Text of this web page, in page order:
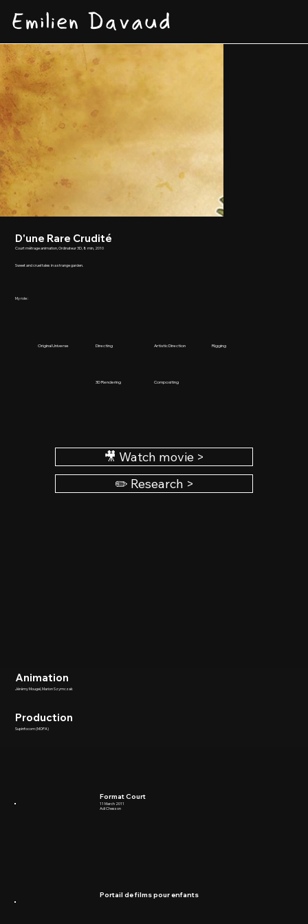
Emilien Davaud
Jérémy Mougel, Marion Szymczak
Animation
Supinfocom (MOPA)
Production
Sweet and cruel tales in a strange garden.
Court métrage animation, Ordinateur 3D, 8 min, 2010
D'une Rare Crudité
My role :
Original Universe Directing Artistic Direction Rigging
3D Rendering Compositing
🎥 Watch movie >
✏️ Research >
Format Court
11 March 2011
Adi Chesson
Portail de films pour enfants